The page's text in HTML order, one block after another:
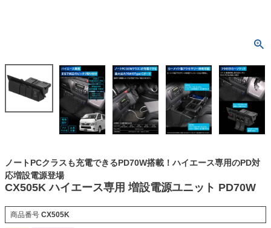
ノートPCクラスも充電できるPD70W搭載！ハイエース専用のPD対
応増設電源登場
CX505K ハイエース専用 増設電源ユニット PD70W
商品番号 CX505K